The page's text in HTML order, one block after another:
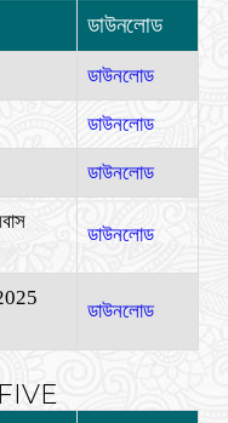
ডাউনলোড
ডাউনলোড
ডাউনলোড
ডাউনলোড
ডাউনলোড
ডাউনলোড